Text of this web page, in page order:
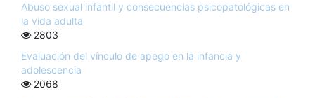
Abuso sexual infantil y consecuencias psicopatológicas en
la vida adulta
2803
Evaluación del vínculo de apego en la infancia y
adolescencia
2068